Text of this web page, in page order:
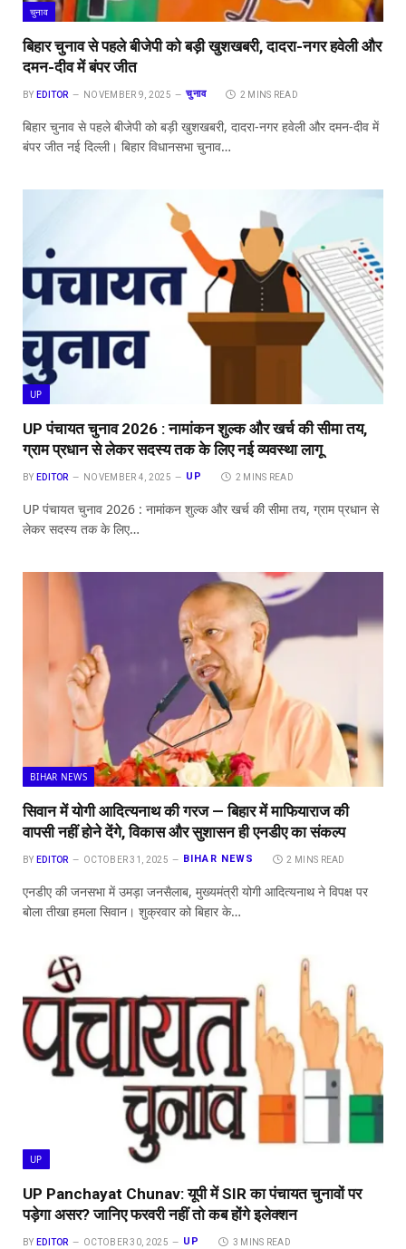
चुनाव
बिहार चुनाव से पहले बीजेपी को बड़ी खुशखबरी, दादरा-नगर हवेली और
दमन-दीव में बंपर जीत
BY EDITOR NOVEMBER 9, 2025 चुनाव 2 MINS READ
बिहार चुनाव से पहले बीजेपी को बड़ी खुशखबरी, दादरा-नगर हवेली और दमन-दीव में
बंपर जीत नई दिल्ली। बिहार विधानसभा चुनाव…
UP
UP पंचायत चुनाव 2026 : नामांकन शुल्क और खर्च की सीमा तय,
ग्राम प्रधान से लेकर सदस्य तक के लिए नई व्यवस्था लागू
BY EDITOR NOVEMBER 4, 2025 UP 2 MINS READ
UP पंचायत चुनाव 2026 : नामांकन शुल्क और खर्च की सीमा तय, ग्राम प्रधान से
लेकर सदस्य तक के लिए…
BIHAR NEWS
सिवान में योगी आदित्यनाथ की गरज — बिहार में माफियाराज की
वापसी नहीं होने देंगे, विकास और सुशासन ही एनडीए का संकल्प
BY EDITOR OCTOBER 31, 2025 BIHAR NEWS 2 MINS READ
एनडीए की जनसभा में उमड़ा जनसैलाब, मुख्यमंत्री योगी आदित्यनाथ ने विपक्ष पर
बोला तीखा हमला सिवान। शुक्रवार को बिहार के…
UP
UP Panchayat Chunav: यूपी में SIR का पंचायत चुनावों पर
पड़ेगा असर? जानिए फरवरी नहीं तो कब होंगे इलेक्शन
BY EDITOR OCTOBER 30, 2025 UP 3 MINS READ